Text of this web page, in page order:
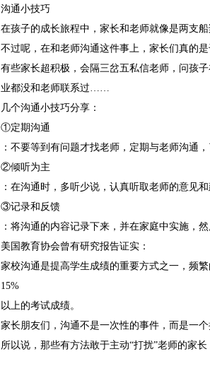
沟通小技巧
在孩子的成长旅程中，家长和老师就像是两支
不过呢，在和老师沟通这件事上，家长们真的是
有些家长超积极，会隔三岔五私信老师，问孩
业都没和老师联系过……
几个沟通小技巧分享：
①定期沟通
：不要等到有问题才找老师，定期与老师沟通
②倾听为主
：在沟通时，多听少说，认真听取老师的意见和
③记录和反馈
：将沟通的内容记录下来，并在家庭中实施，
美国教育协会曾有研究报告证实：
家校沟通是提高学生成绩的重要方式之一，频
15%
以上的考试成绩。
家长朋友们，沟通不是一次性的事件，而是一
所以说，那些有方法敢于主动“打扰”老师的家长